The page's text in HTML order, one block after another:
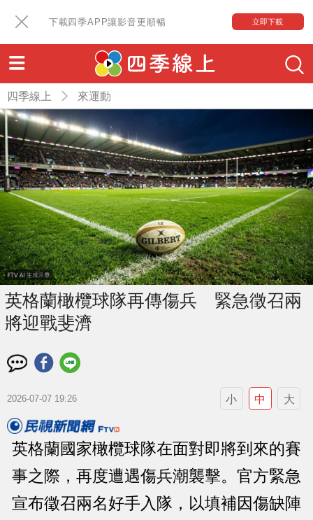
下載四季APP讓影音更順暢 立即下載
四季線上 來運動
英格蘭橄欖球隊再傳傷兵 緊急徵召兩
將迎戰斐濟
2026-07-07 19:26 小 中 大
英格蘭國家橄欖球隊在面對即將到來的賽
事之際，再度遭遇傷兵潮襲擊。官方緊急
宣布徵召兩名好手入隊，以填補因傷缺陣